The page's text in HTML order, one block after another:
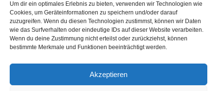
Um dir ein optimales Erlebnis zu bieten, verwenden wir Technologien wie
Cookies, um Geräteinformationen zu speichern und/oder darauf
zuzugreifen. Wenn du diesen Technologien zustimmst, können wir Daten
wie das Surfverhalten oder eindeutige IDs auf dieser Website verarbeiten.
Wenn du deine Zustimmung nicht erteilst oder zurückziehst, können
bestimmte Merkmale und Funktionen beeinträchtigt werden.
Akzeptieren
Kundenstimmen